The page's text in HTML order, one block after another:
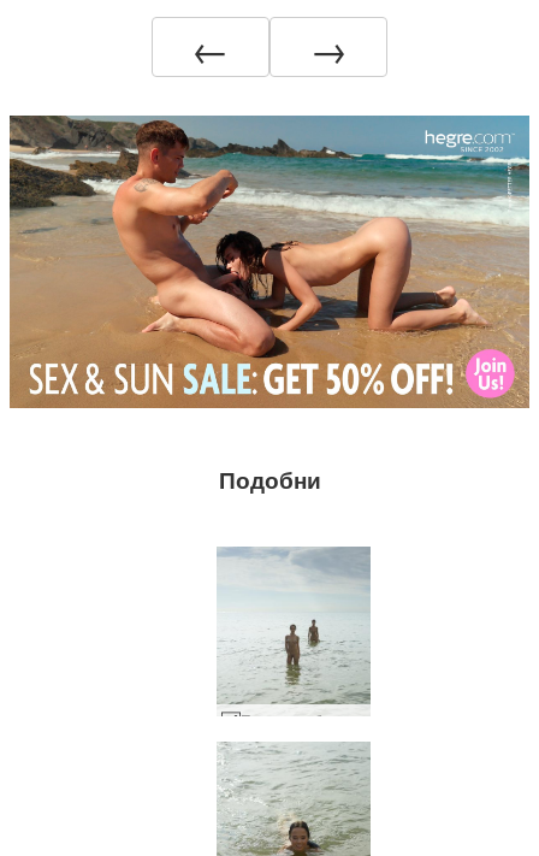
← →
Подобни
Плажно забавление на Жулиета и Магдалена #38